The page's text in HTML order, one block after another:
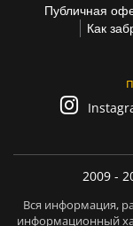
Публичная
Как
2009 -
Вся информация,
информационный